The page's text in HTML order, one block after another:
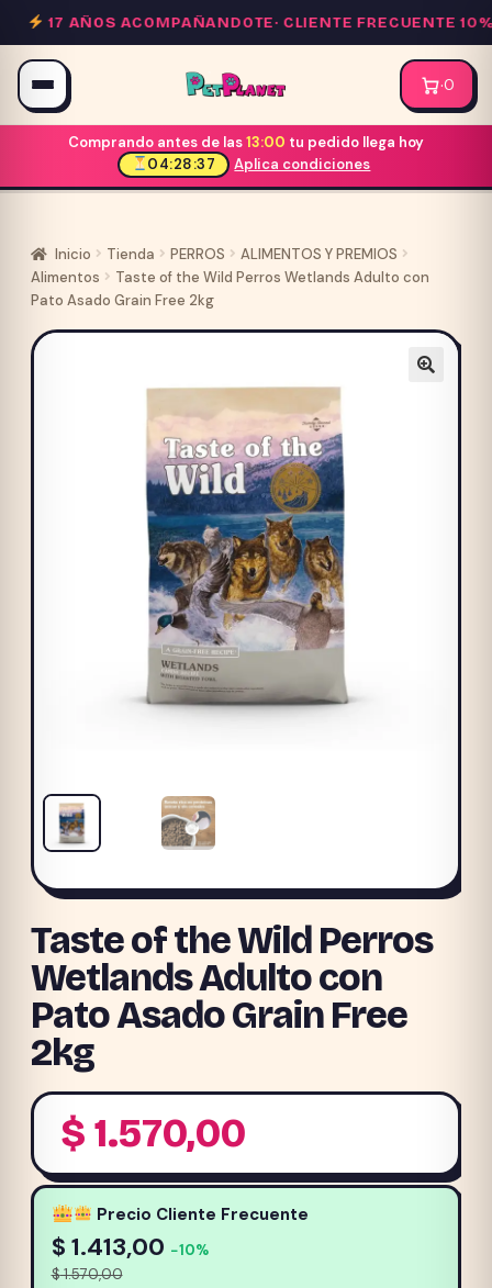
Saltar
al
contenido
17 AÑOS ACOMPAÑANDOTE·CLIENTE FRECUENTE 10%
·0
Comprando antes de las13:00 tu pedido llega hoy
04:28:37
Aplica condiciones
Inicio Tienda PERROS
ALIMENTOS Y PREMIOS
Alimentos
Taste of the Wild Perros Wetlands Adulto con
Pato Asado Grain Free 2kg
Taste of the Wild Perros
Wetlands Adulto con
Pato Asado Grain Free
2kg
$ 1.570,00
Precio Cliente Frecuente
$ 1.413,00 −10%
$1.570,00